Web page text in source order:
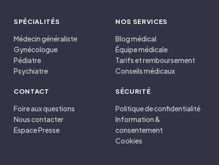
SPÉCIALITÉS
Médecin généraliste
Gynécologue
Pédiatre
Psychiatre
NOS SERVICES
Blog médical
Équipe médicale
Tarifs et remboursement
Conseils médicaux
CONTACT
Foire aux questions
Nous contacter
Espace Presse
SÉCURITÉ
Politique de confidentialité
Information &
consentement
Cookies